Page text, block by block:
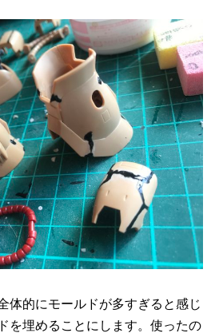
体的にモールドが多すぎると感じ
を埋めることにします。使ったの